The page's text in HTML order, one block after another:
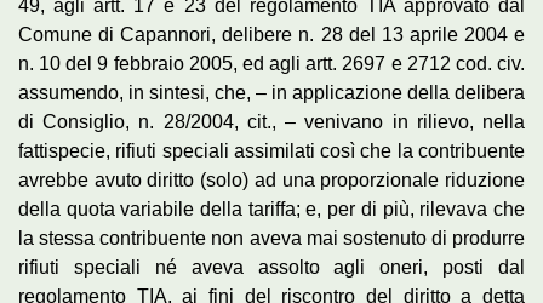
49, agli artt. 17 e 23 del regolamento TIA approvato dal
Comune di Capannori, delibere n. 28 del 13 aprile 2004 e
n. 10 del 9 febbraio 2005, ed agli artt. 2697 e 2712 cod. civ.
assumendo, in sintesi, che, – in applicazione della delibera
di Consiglio, n. 28/2004, cit., – venivano in rilievo, nella
fattispecie, rifiuti speciali assimilati così che la contribuente
avrebbe avuto diritto (solo) ad una proporzionale riduzione
della quota variabile della tariffa; e, per di più, rilevava che
la stessa contribuente non aveva mai sostenuto di produrre
rifiuti speciali né aveva assolto agli oneri, posti dal
regolamento TIA, ai fini del riscontro del diritto a detta